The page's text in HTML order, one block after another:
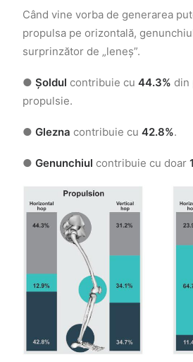
Când vine vorba de generarea
propulsa pe orizontală,
surprinzător de „leneș”.
● Șoldul contribuie cu 44.3% din
propulsie.
● Glezna contribuie cu 42.8%.
● Genunchiul contribuie cu doar